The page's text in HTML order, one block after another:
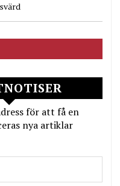
för att få en
nya artiklar